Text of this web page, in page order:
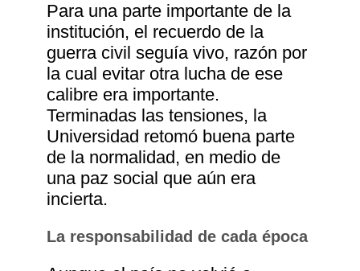
Para una parte importante de la
institución, el recuerdo de la
guerra civil seguía vivo, razón por
la cual evitar otra lucha de ese
calibre era importante.
Terminadas las tensiones, la
Universidad retomó buena parte
de la normalidad, en medio de
una paz social que aún era
incierta.
La responsabilidad de cada época